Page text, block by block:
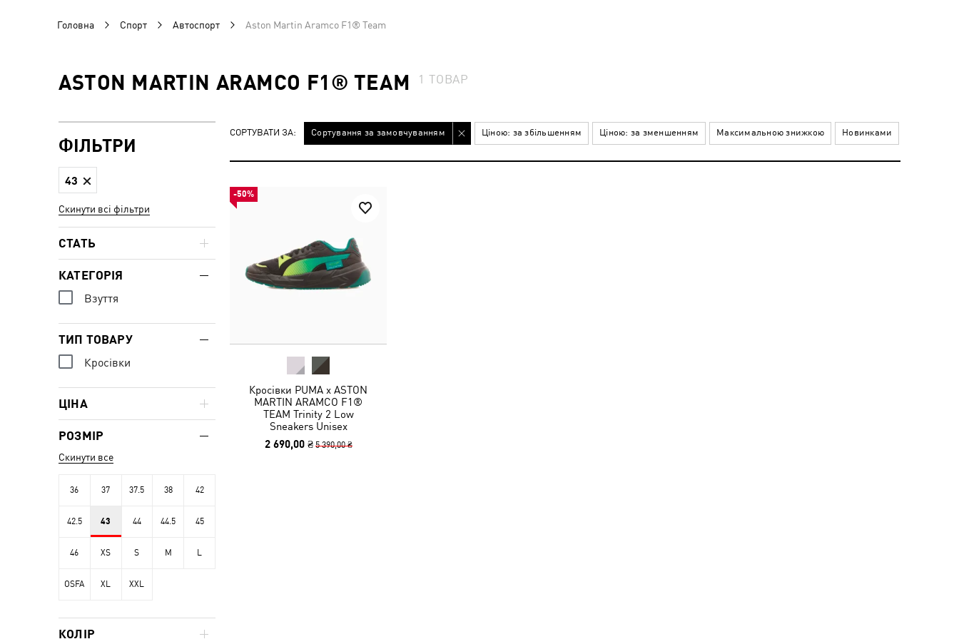
Головна Спорт Автоспорт Aston Martin Aramco F1® Team
ASTON MARTIN ARAMCO F1® TEAM 1 ТОВАР
СОРТУВАТИ ЗА: Сортування за замовчуванням Ціною: за збільшенням Ціною: за зменшенням Максимальною знижкою Новинками
-50%
Кросівки PUMA x ASTON
MARTIN ARAMCO F1®
TEAM Trinity 2 Low
Sneakers Unisex
2 690,00 ₴ 5 390,00 ₴
ФІЛЬТРИ
43
Скинути всі фільтри
СТАТЬ
КАТЕГОРІЯ
Взуття
ТИП ТОВАРУ
Кросівки
ЦІНА
РОЗМІР
Скинути все
36 37 37.5 38 42
42.5 43 44 44.5 45
46 XS S M L
OSFA XL XXL
КОЛІР